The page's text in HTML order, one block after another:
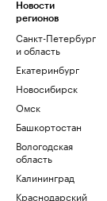
Новости
регионов
Санкт-Петербург
и область
Екатеринбург
Новосибирск
Омск
Башкортостан
Вологодская
область
Калининград
Краснодарский